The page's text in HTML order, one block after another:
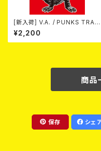
[新入荷] V.A. / PUNKS TRAV
EL GUIDE SHIZUOKA (カセッ
ト)
¥2,200
商品
保存 シェ